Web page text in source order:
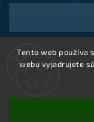
Tento web používa
webu vyjadrujete